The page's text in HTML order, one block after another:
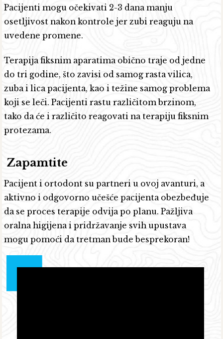
Pacijenti mogu očekivati 2-3 dana manju
osetljivost nakon kontrole jer zubi reaguju na
uvedene promene.
Terapija fiksnim aparatima obično traje od jedne
do tri godine, što zavisi od samog rasta vilica,
zuba i lica pacijenta, kao i težine samog problema
koji se leči. Pacijenti rastu različitom brzinom,
tako da će i različito reagovati na terapiju fiksnim
protezama.
Zapamtite
Pacijent i ortodont su partneri u ovoj avanturi, a
aktivno i odgovorno učešće pacijenta obezbeđuje
da se proces terapije odvija po planu. Pažljiva
oralna higijena i pridržavanje svih upustava
mogu pomoći da tretman bude besprekoran!